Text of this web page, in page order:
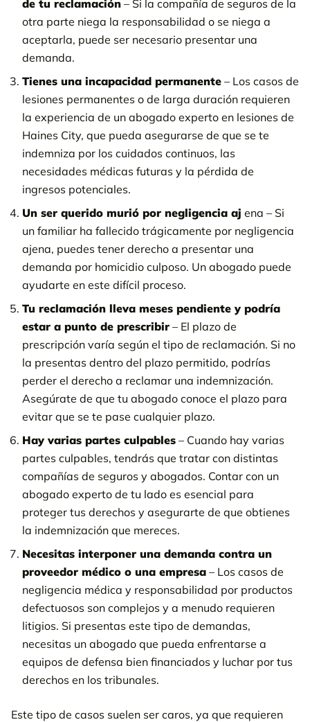
de tu reclamación – Si la compañía de seguros de la
otra parte niega la responsabilidad o se niega a
aceptarla, puede ser necesario presentar una
demanda.
Tienes una incapacidad permanente – Los casos de
lesiones permanentes o de larga duración requieren
la experiencia de un abogado experto en lesiones de
Haines City, que pueda asegurarse de que se te
indemniza por los cuidados continuos, las
necesidades médicas futuras y la pérdida de
ingresos potenciales.
Un ser querido murió por negligencia aj ena – Si
un familiar ha fallecido trágicamente por negligencia
ajena, puedes tener derecho a presentar una
demanda por homicidio culposo. Un abogado puede
ayudarte en este difícil proceso.
Tu reclamación lleva meses pendiente y podría
estar a punto de prescribir – El plazo de
prescripción varía según el tipo de reclamación. Si no
la presentas dentro del plazo permitido, podrías
perder el derecho a reclamar una indemnización.
Asegúrate de que tu abogado conoce el plazo para
evitar que se te pase cualquier plazo.
Hay varias partes culpables – Cuando hay varias
partes culpables, tendrás que tratar con distintas
compañías de seguros y abogados. Contar con un
abogado experto de tu lado es esencial para
proteger tus derechos y asegurarte de que obtienes
la indemnización que mereces.
Necesitas interponer una demanda contra un
proveedor médico o una empresa – Los casos de
negligencia médica y responsabilidad por productos
defectuosos son complejos y a menudo requieren
litigios. Si presentas este tipo de demandas,
necesitas un abogado que pueda enfrentarse a
equipos de defensa bien financiados y luchar por tus
derechos en los tribunales.
Este tipo de casos suelen ser caros, ya que requieren